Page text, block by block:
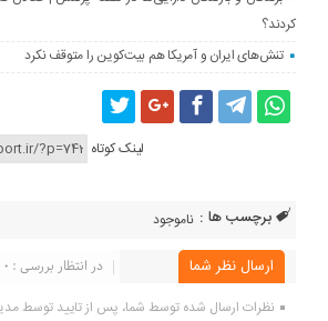
کردند؟
تنش‌های ایران و آمریکا هم بیت‌کوین را متوقف نکرد
لینک کوتاه
برچسب ها : ناموجود
ارسال نظر شما
در انتظار بررسی : 0
نظرات ارسال شده توسط شما، پس از تایید توسط